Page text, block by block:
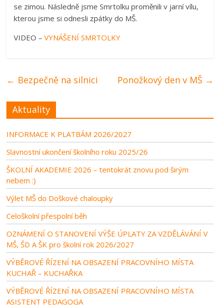
se zimou. Následně jsme Smrtolku proměnili v jarní vílu,
kterou jsme si odnesli zpátky do MŠ.
VIDEO –VYNÁŠENÍ SMRTOLKY
← Bezpečně na silnici Ponožkový den v MŠ →
Aktuality
INFORMACE K PLATBÁM 2026/2027
Slavnostní ukončení školního roku 2025/26
ŠKOLNÍ AKADEMIE 2026 – tentokrát znovu pod širým
nebem :)
Výlet MŠ do Doškové chaloupky
Celoškolní přespolní běh
OZNÁMENÍ O STANOVENÍ VÝŠE ÚPLATY ZA VZDĚLÁVÁNÍ V
MŠ, ŠD A ŠK pro školní rok 2026/2027
VÝBĚROVÉ ŘÍZENÍ NA OBSAZENÍ PRACOVNÍHO MÍSTA
KUCHAŘ – KUCHAŘKA
VÝBĚROVÉ ŘÍZENÍ NA OBSAZENÍ PRACOVNÍHO MÍSTA
ASISTENT PEDAGOGA